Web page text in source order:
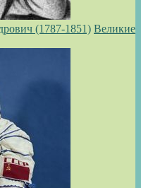
(1787-1851) Великие